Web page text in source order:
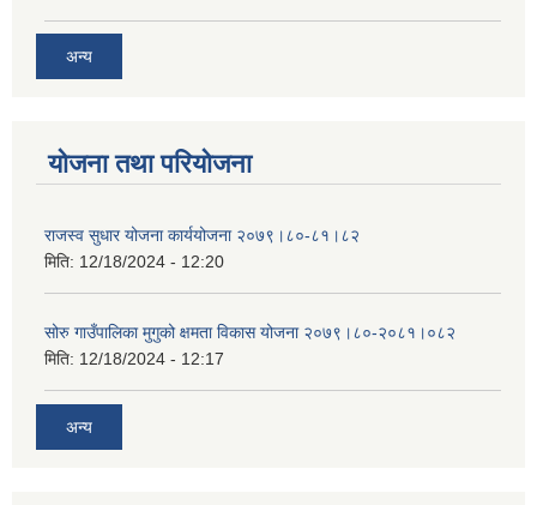
अन्य
योजना तथा परियोजना
राजस्व सुधार योजना कार्ययोजना २०७९।८०-८१।८२
मिति: 12/18/2024 - 12:20
सोरु गाउँपालिका मुगुको क्षमता विकास योजना २०७९।८०-२०८१।०८२
मिति: 12/18/2024 - 12:17
अन्य